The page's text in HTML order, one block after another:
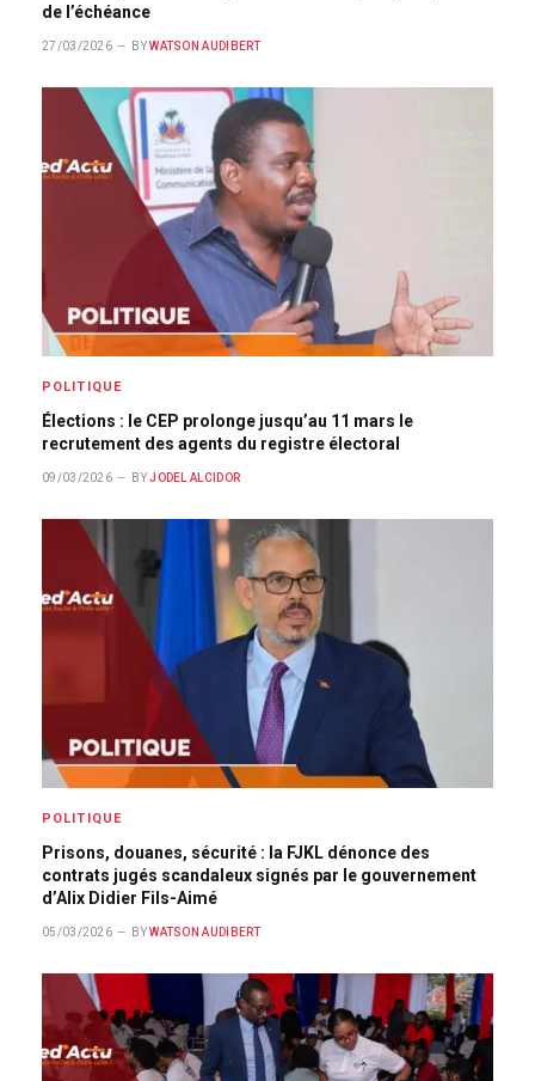
de l’échéance
27/03/2026 BY WATSON AUDIBERT
POLITIQUE
Élections : le CEP prolonge jusqu’au 11 mars le
recrutement des agents du registre électoral
09/03/2026 BY JODEL ALCIDOR
POLITIQUE
Prisons, douanes, sécurité : la FJKL dénonce des
contrats jugés scandaleux signés par le gouvernement
d’Alix Didier Fils-Aimé
05/03/2026 BY WATSON AUDIBERT